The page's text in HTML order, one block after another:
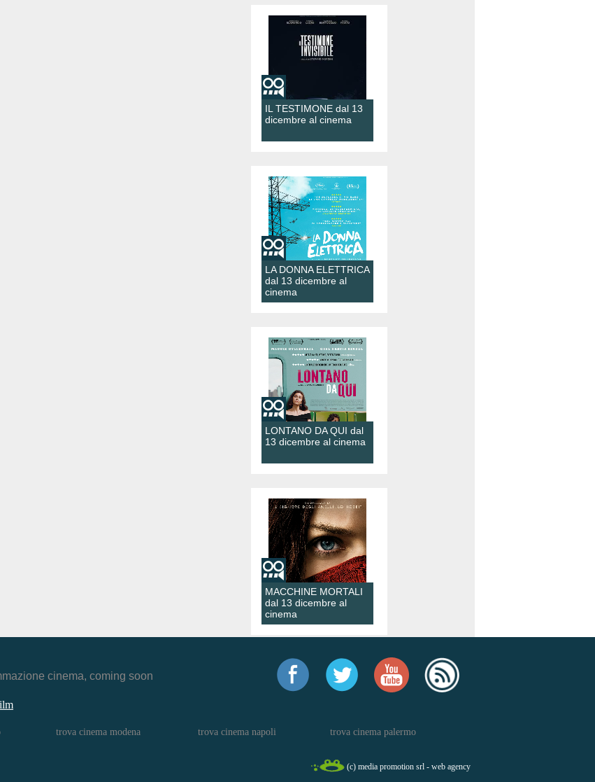
IL TESTIMONE dal 13
dicembre al cinema
LA DONNA ELETTRICA
dal 13 dicembre al
cinema
LONTANO DA QUI dal
13 dicembre al cinema
MACCHINE MORTALI
dal 13 dicembre al
cinema
cinema, coming soon
trova cinema modena trova cinema napoli trova cinema palermo
(c) media promotion srl - web agency